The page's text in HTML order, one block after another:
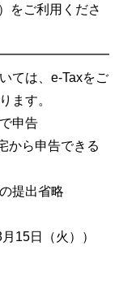
をご利用くださ
ては、e-Taxをご
ます。
申告
から申告できる
提出省略
15日（火））